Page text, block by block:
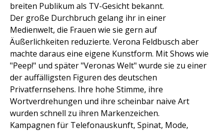
breiten Publikum als TV-Gesicht bekannt.
Der große Durchbruch gelang ihr in einer
Medienwelt, die Frauen wie sie gern auf
Äußerlichkeiten reduzierte. Verona Feldbusch aber
machte daraus eine eigene Kunstform. Mit Shows wie
"Peep!" und später "Veronas Welt" wurde sie zu einer
der auffälligsten Figuren des deutschen
Privatfernsehens. Ihre hohe Stimme, ihre
Wortverdrehungen und ihre scheinbar naive Art
wurden schnell zu ihren Markenzeichen.
Kampagnen für Telefonauskunft, Spinat, Mode,